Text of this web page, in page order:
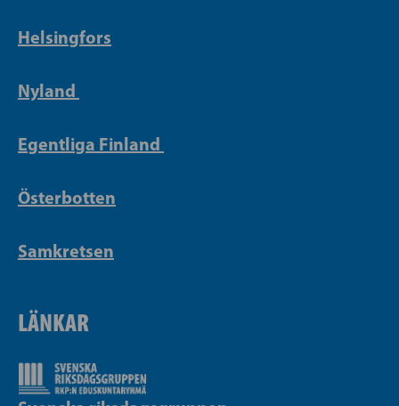
Helsingfors
Nyland
Egentliga Finland
Österbotten
Samkretsen
LÄNKAR